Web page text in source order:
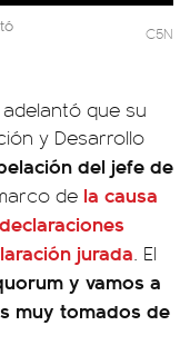
C5N
adelantó que su
y Desarrollo
del jefe de
de la causa
jurada. El
y vamos a
muy tomados de